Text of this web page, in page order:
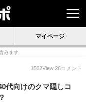
マイページ
みます
1562View 26コメント
代向けのクマ隠しコ